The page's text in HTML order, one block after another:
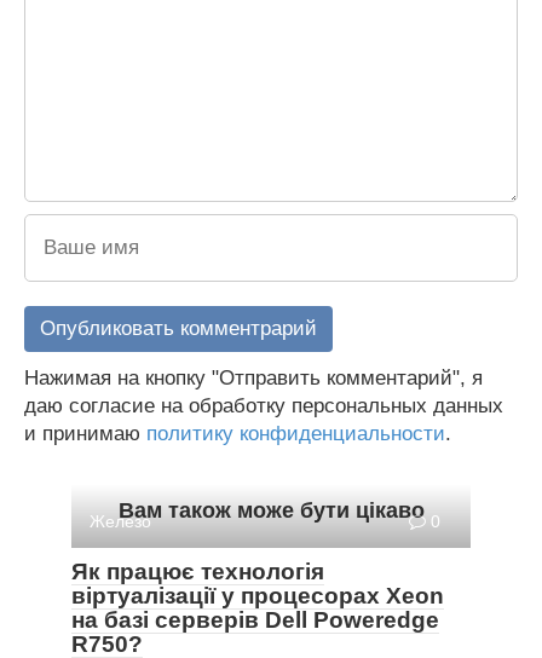
Нажимая на кнопку "Отправить комментарий", я
даю согласие на обработку персональных данных
и принимаю политику конфиденциальности.
Вам також може бути цікаво
Железо 0
Як працює технологія
віртуалізації у процесорах Xeon
на базі серверів Dell Poweredge
R750?